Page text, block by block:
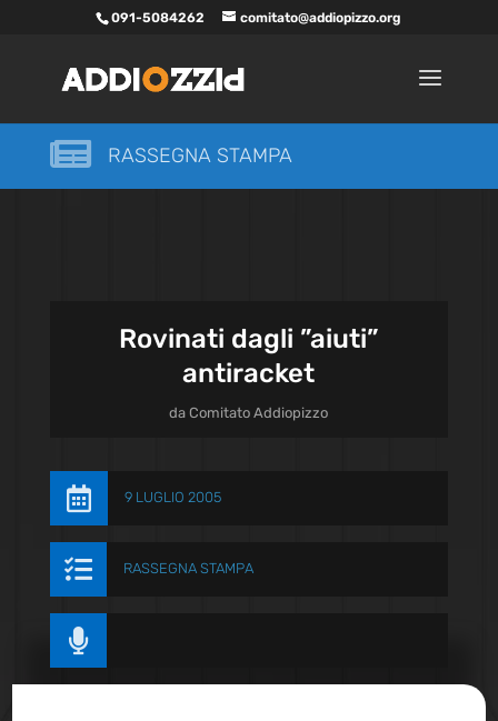
091-5084262 comitato@addiopizzo.org
 RASSEGNA STAMPA
Rovinati dagli ”aiuti”
antiracket
daComitato Addiopizzo
 9 LUGLIO 2005
 RASSEGNA STAMPA
